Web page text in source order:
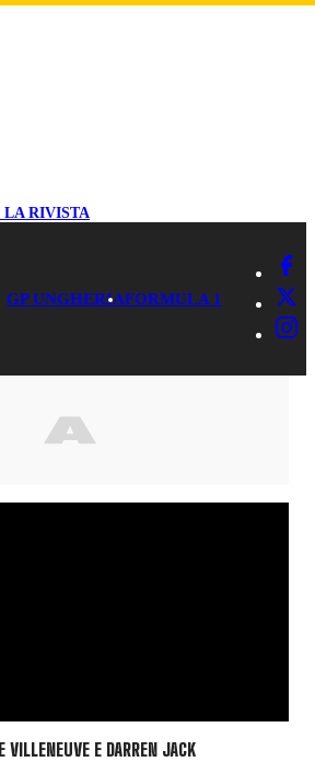
LA RIVISTA
GP UNGHERIAFORMULA 1
VILLENEUVE E DARREN JACK